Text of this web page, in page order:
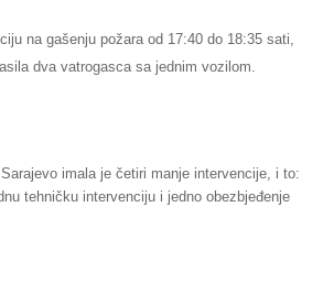
na gašenju požara od 17:40 do 18:35 sati,
dva vatrogasca sa jednim vozilom.
imala je četiri manje intervencije, i to:
tehničku intervenciju i jedno obezbjeđenje